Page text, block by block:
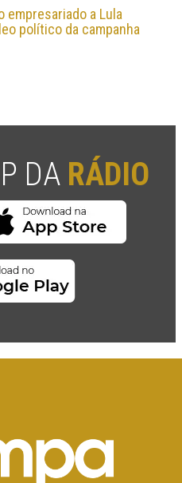
empresariado a Lula
político da campanha
DA RÁDIO